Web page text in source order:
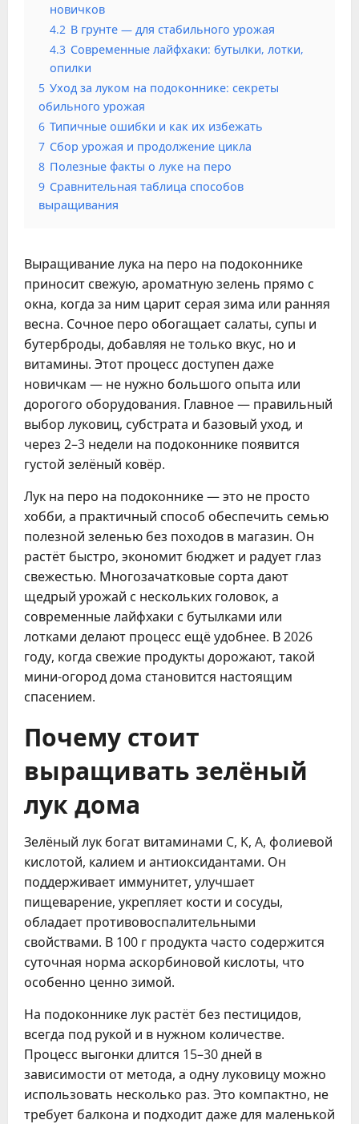
новичков
4.2 В грунте — для стабильного урожая
4.3 Современные лайфхаки: бутылки, лотки,
опилки
5 Уход за луком на подоконнике: секреты
обильного урожая
6 Типичные ошибки и как их избежать
7 Сбор урожая и продолжение цикла
8 Полезные факты о луке на перо
9 Сравнительная таблица способов
выращивания
Выращивание лука на перо на подоконнике
приносит свежую, ароматную зелень прямо с
окна, когда за ним царит серая зима или ранняя
весна. Сочное перо обогащает салаты, супы и
бутерброды, добавляя не только вкус, но и
витамины. Этот процесс доступен даже
новичкам — не нужно большого опыта или
дорогого оборудования. Главное — правильный
выбор луковиц, субстрата и базовый уход, и
через 2–3 недели на подоконнике появится
густой зелёный ковёр.
Лук на перо на подоконнике — это не просто
хобби, а практичный способ обеспечить семью
полезной зеленью без походов в магазин. Он
растёт быстро, экономит бюджет и радует глаз
свежестью. Многозачатковые сорта дают
щедрый урожай с нескольких головок, а
современные лайфхаки с бутылками или
лотками делают процесс ещё удобнее. В 2026
году, когда свежие продукты дорожают, такой
мини-огород дома становится настоящим
спасением.
Почему стоит
выращивать зелёный
лук дома
Зелёный лук богат витаминами C, K, A, фолиевой
кислотой, калием и антиоксидантами. Он
поддерживает иммунитет, улучшает
пищеварение, укрепляет кости и сосуды,
обладает противовоспалительными
свойствами. В 100 г продукта часто содержится
суточная норма аскорбиновой кислоты, что
особенно ценно зимой.
На подоконнике лук растёт без пестицидов,
всегда под рукой и в нужном количестве.
Процесс выгонки длится 15–30 дней в
зависимости от метода, а одну луковицу можно
использовать несколько раз. Это компактно, не
требует балкона и подходит даже для маленькой